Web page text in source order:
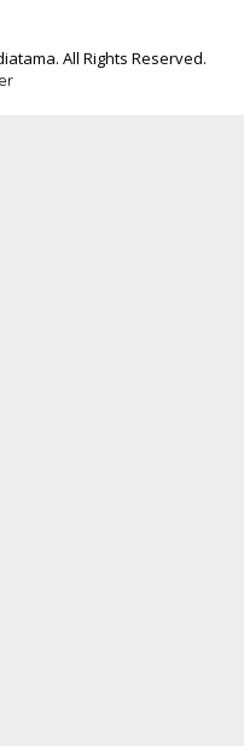
All Rights Reserved.